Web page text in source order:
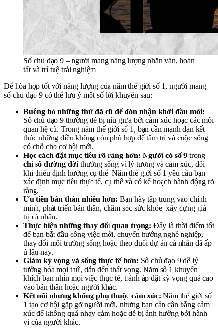
Số chủ đạo 9 – người mang năng lượng nhân văn, hoàn
tất và trí tuệ trải nghiệm
Để hòa hợp tốt với năng lượng của năm thế giới số 1, người mang
số chủ đạo 9 có thể lưu ý một số lời khuyên sau:
Buông bỏ những thứ đã cũ để đón nhận khởi đầu mới:
Số chủ đạo 9 thường dễ bị níu giữa bởi cảm xúc hoặc các mối
quan hệ cũ. Trong năm thế giới số 1, bạn cần mạnh dạn kết
thúc những điều không còn phù hợp để tâm trí và cuộc sống
có chỗ cho cơ hội mới.
Học cách đặt mục tiêu rõ ràng hơn: Người có số 9 trong
chỉ số đường đời thường sống vì lý tưởng và cảm xúc, đôi
khi thiếu định hướng cụ thể. Năm thế giới số 1 yêu cầu bạn
xác định mục tiêu thực tế, cụ thể và có kế hoạch hành động rõ
ràng.
Ưu tiên bản thân nhiều hơn: Bạn hãy tập trung vào chính
mình, phát triển bản thân, chăm sóc sức khỏe, xây dựng giá
trị cá nhân.
Thực hiện những thay đổi quan trọng: Đây là thời điểm tốt
để bạn bắt đầu công việc mới, chuyển hướng nghề nghiệp,
thay đổi môi trường sống hoặc theo đuổi dự án cá nhân đã ấp
ủ lâu nay.
Giảm kỳ vọng và sống thực tế hơn: Số chủ đạo 9 dễ lý
tưởng hóa mọi thứ, dẫn đến thất vọng. Năm số 1 khuyến
khích bạn nhìn mọi việc thực tế, tránh áp đặt kỳ vọng quá cao
vào bản thân hoặc người khác.
Kết nối nhưng không phụ thuộc cảm xúc: Năm thế giới số
1 tạo cơ hội gặp gỡ người mới, nhưng bạn cần cân bằng cảm
xúc để không quá nhạy cảm hoặc dễ bị ảnh hưởng bởi hành
vi của người khác.